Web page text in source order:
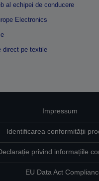
al echipei de conducere
Electronics
direct pe textile
Impressum
Identificarea conformității
privind informațiile
EU Data Act